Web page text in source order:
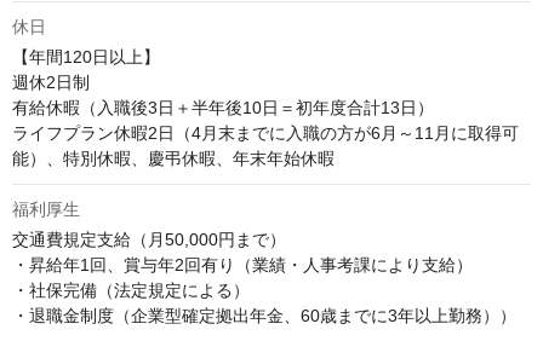
休日
【年間120日以上】
週休2日制
有給休暇（入職後3日＋半年後10日＝初年度合計13日）
ライフプラン休暇2日（4月末までに入職の方が6月～11月に取得可
能）、特別休暇、慶弔休暇、年末年始休暇
福利厚生
交通費規定支給（月50,000円まで）
・昇給年1回、賞与年2回有り（業績・人事考課により支給）
・社保完備（法定規定による）
・退職金制度（企業型確定拠出年金、60歳までに3年以上勤務））